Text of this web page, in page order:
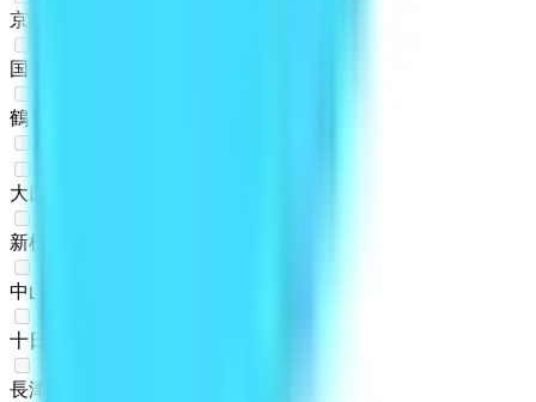
京急鶴見
国道
鶴見小野
大口
新横浜
中山
十日市場
長津田